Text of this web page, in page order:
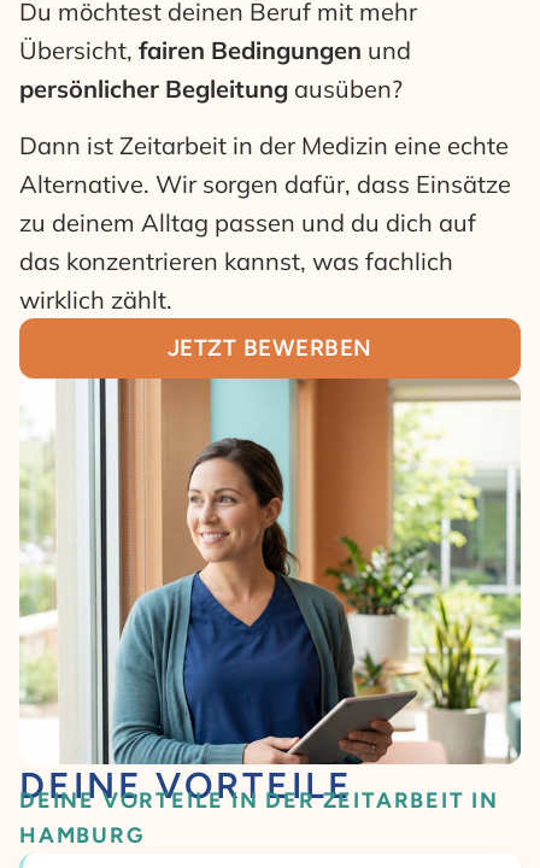
Du möchtest deinen Beruf mit mehr
Übersicht, fairen Bedingungen und
persönlicher Begleitung ausüben?
Dann ist Zeitarbeit in der Medizin eine echte
Alternative. Wir sorgen dafür, dass Einsätze
zu deinem Alltag passen und du dich auf
das konzentrieren kannst, was fachlich
wirklich zählt.
JETZT BEWERBEN
DEINE VORTEILE
DEINE VORTEILE IN DER ZEITARBEIT IN
HAMBURG